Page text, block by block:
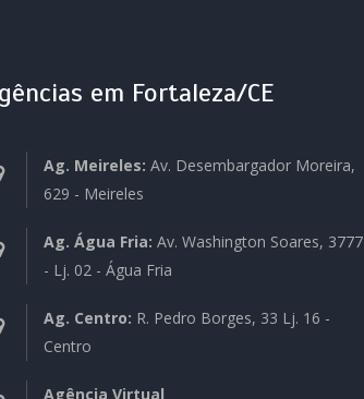
em Fortaleza/CE
Ag. Meireles: Av. Desembargador Moreira,
629 - Meireles
Ag. Água Fria: Av. Washington Soares, 3777
- Lj. 02 - Água Fria
Ag. Centro: R. Pedro Borges, 33 Lj. 16 -
Centro
Agência Virtual